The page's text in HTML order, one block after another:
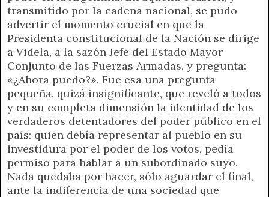
transmitido por la cadena nacional, se pudo
advertir el momento crucial en que la
Presidenta constitucional de la Nación se dirige
a Videla, a la sazón Jefe del Estado Mayor
Conjunto de las Fuerzas Armadas, y pregunta:
«¿Ahora puedo?». Fue esa una pregunta
pequeña, quizá insignificante, que reveló a todos
y en su completa dimensión la identidad de los
verdaderos detentadores del poder público en el
país: quien debía representar al pueblo en su
investidura por el poder de los votos, pedía
permiso para hablar a un subordinado suyo.
Nada quedaba por hacer, sólo aguardar el final,
ante la indiferencia de una sociedad que